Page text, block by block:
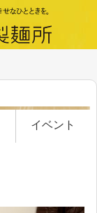
イベント